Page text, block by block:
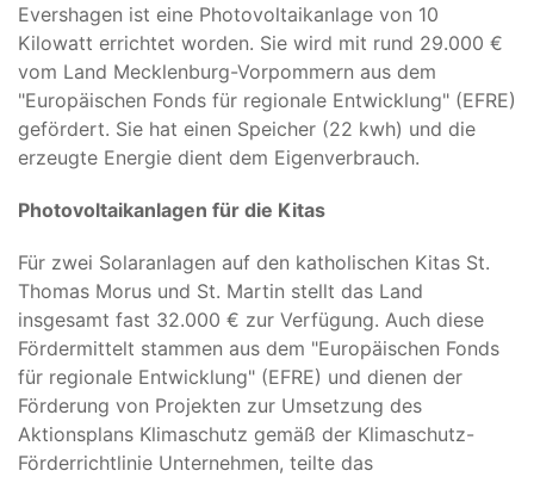
Evershagen ist eine Photovoltaikanlage von 10
Kilowatt errichtet worden. Sie wird mit rund 29.000 €
vom Land Mecklenburg-Vorpommern aus dem
"Europäischen Fonds für regionale Entwicklung" (EFRE)
gefördert. Sie hat einen Speicher (22 kwh) und die
erzeugte Energie dient dem Eigenverbrauch.
Photovoltaikanlagen für die Kitas
Für zwei Solaranlagen auf den katholischen Kitas St.
Thomas Morus und St. Martin stellt das Land
insgesamt fast 32.000 € zur Verfügung. Auch diese
Fördermittelt stammen aus dem "Europäischen Fonds
für regionale Entwicklung" (EFRE) und dienen der
Förderung von Projekten zur Umsetzung des
Aktionsplans Klimaschutz gemäß der Klimaschutz-
Förderrichtlinie Unternehmen, teilte das